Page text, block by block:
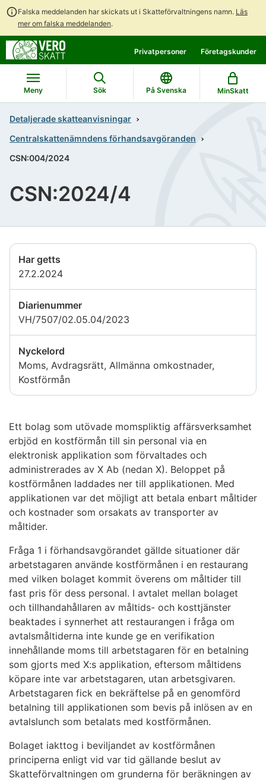
Falska meddelanden har skickats ut i Skatteförvaltningens namn. Läs
mer om falska meddelanden.
direkt
till
innehållet
till
hela
webbplatsens
sökning
Privatpersoner Företagskunder
Meny Sök På Svenska MinSkatt
Detaljerade skatteanvisningar
Centralskattenämndens förhandsavgöranden
CSN:004/2024
CSN:2024/4
Har getts
27.2.2024
Diarienummer
VH/7507/02.05.04/2023
Nyckelord
Moms, Avdragsrätt, Allmänna omkostnader,
Kostförmån
Ett bolag som utövade momspliktig affärsverksamhet
erbjöd en kostförmån till sin personal via en
elektronisk applikation som förvaltades och
administrerades av X Ab (nedan X). Beloppet på
kostförmånen laddades ner till applikationen. Med
applikationen var det möjligt att betala enbart måltider
och kostnader som orsakats av transporter av
måltider.
Fråga 1 i förhandsavgörandet gällde situationer där
arbetstagaren använde kostförmånen i en restaurang
med vilken bolaget kommit överens om måltider till
fast pris för dess personal. I avtalet mellan bolaget
och tillhandahållaren av måltids- och kosttjänster
beaktades i synnerhet att restaurangen i fråga om
avtalsmåltiderna inte kunde ge en verifikation
innehållande moms till arbetstagaren för en betalning
som gjorts med X:s applikation, eftersom måltidens
köpare inte var arbetstagaren, utan arbetsgivaren.
Arbetstagaren fick en bekräftelse på en genomförd
betalning till applikationen som bevis på inlösen av en
avtalslunch som betalats med kostförmånen.
Bolaget iakttog i beviljandet av kostförmånen
principerna enligt vid var tid gällande beslut av
Skatteförvaltningen om grunderna för beräkningen av